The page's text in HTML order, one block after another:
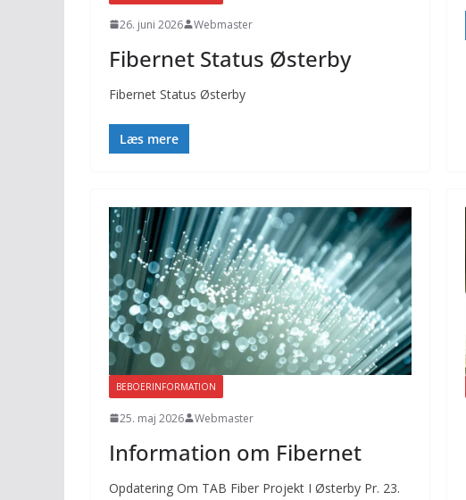
26. juni 2026 Webmaster
Fibernet Status Østerby
Fibernet Status Østerby
Læs mere
BEBOERINFORMATION
25. maj 2026 Webmaster
Information om Fibernet
Opdatering Om TAB Fiber Projekt I Østerby Pr. 23.